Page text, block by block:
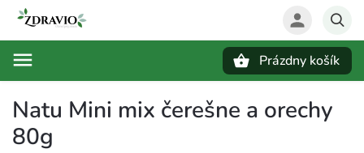
Prázdny košík
Natu Mini mix čerešne a orechy
80g